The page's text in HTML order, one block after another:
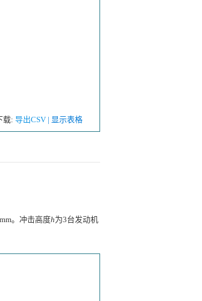
载: 导出CSV | 显示表格
。冲击高度h为3台发动机